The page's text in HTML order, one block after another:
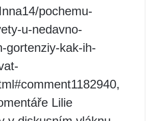
pochemu-
u-nedavno-
gortenziy-kak-ih-
Lilie